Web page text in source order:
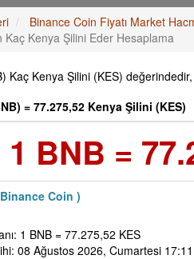
Binance Coin Fiyatı Market
Kaç Kenya Şilini Eder Hesaplama
Kaç Kenya Şilini (KES)
= 77.275,52 Kenya Şilini (KES)
1 BNB =
Coin )
1 BNB = 77.275,52 KES
08 Ağustos 2026, Cumartesi